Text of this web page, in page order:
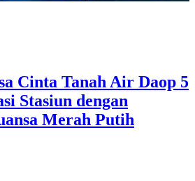
Cinta Tanah Air Daop 5
Stasiun dengan
Merah Putih